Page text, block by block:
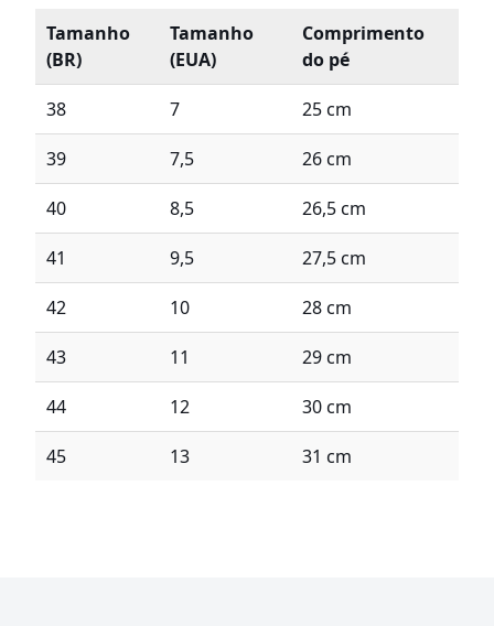
Tamanho
(BR)
Tamanho
(EUA)
Comprimento
do pé
38 7 25 cm
39 7,5 26 cm
40 8,5 26,5 cm
41 9,5 27,5 cm
42 10 28 cm
43 11 29 cm
44 12 30 cm
45 13 31 cm